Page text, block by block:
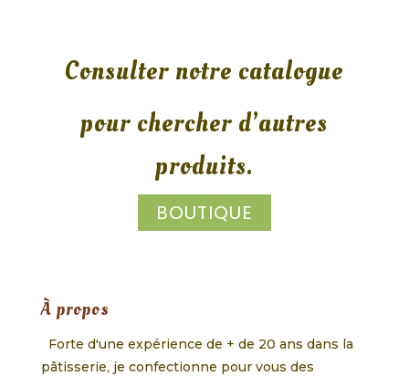
Consulter notre catalogue
pour chercher d’autres
produits.
BOUTIQUE
À propos
Forte d'une expérience de + de 20 ans dans la
pâtisserie, je confectionne pour vous des